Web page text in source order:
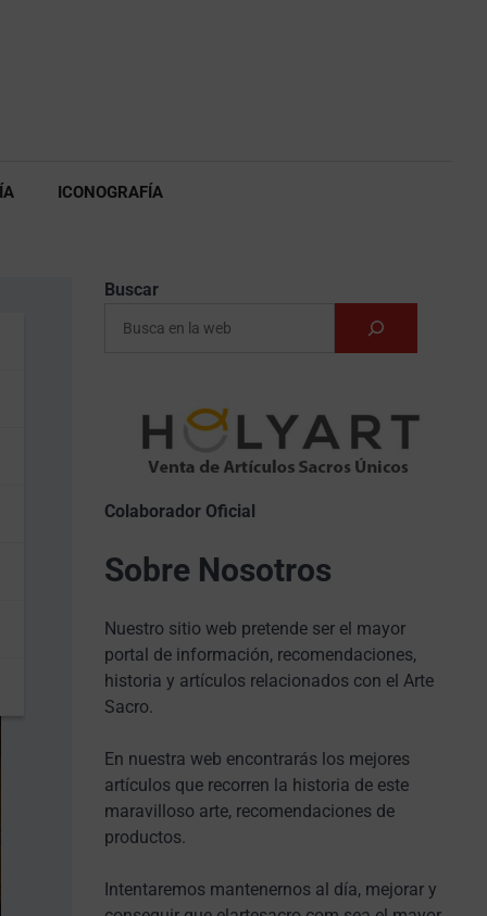
ICONOGRAFÍA
Buscar
Colaborador Oficial
Sobre Nosotros
Nuestro sitio web pretende ser el mayor
portal de información, recomendaciones,
historia y artículos relacionados con el Arte
Sacro.
En nuestra web encontrarás los mejores
artículos que recorren la historia de este
maravilloso arte, recomendaciones de
productos.
Intentaremos mantenernos al día, mejorar y